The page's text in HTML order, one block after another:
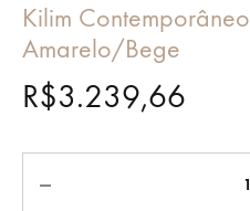
Kilim Contemporâneo
Amarelo/Bege
R$3.239,66